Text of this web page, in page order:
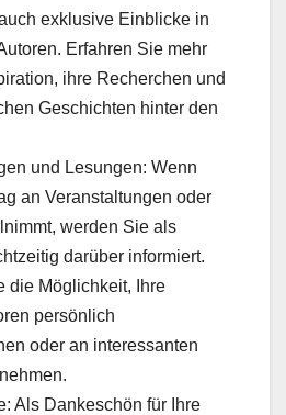
exklusive Einblicke in
Erfahren Sie mehr
ihre Recherchen und
Geschichten hinter den
und Lesungen: Wenn
an Veranstaltungen oder
werden Sie als
darüber informiert.
die Möglichkeit, Ihre
persönlich
oder an interessanten
Als Dankeschön für Ihre